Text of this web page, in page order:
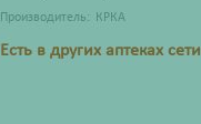
Производитель: КРКА
Есть в других аптеках сети